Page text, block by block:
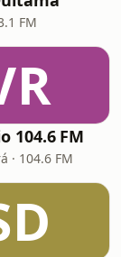
FM
104.6 FM
· 104.6 FM